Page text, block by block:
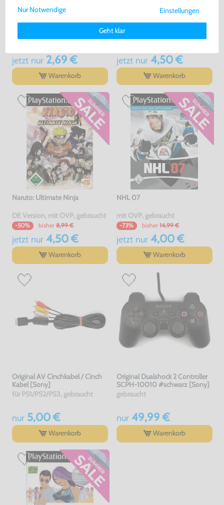
ohne Kamera, DE Version, mit OVP, gebraucht
jetzt nur2,69 €
Warenkorb
DE Version, mit OVP, gebraucht
jetzt nur4,50 €
Warenkorb
Naruto: Ultimate Ninja
DE Version, mit OVP, gebraucht
-50% bisher 8,99 €
jetzt nur4,50 €
Warenkorb
NHL 07
mit OVP, gebraucht
-73% bisher 14,99 €
jetzt nur4,00 €
Warenkorb
Original AV Cinchkabel / Cinch
Kabel [Sony]
für PS1/PS2/PS3, gebraucht
nur5,00 €
Warenkorb
Original Dualshock 2 Controller
SCPH-10010 #schwarz [Sony]
gebraucht
nur49,99 €
Warenkorb
Weitere Informationen zu den von uns verwendeten Cookies und
Deinen Rechten als Nutzer findest Du in unsererDaten­schutz­
Impressum.
Einstellungen
Geht klar
Nur Notwendige